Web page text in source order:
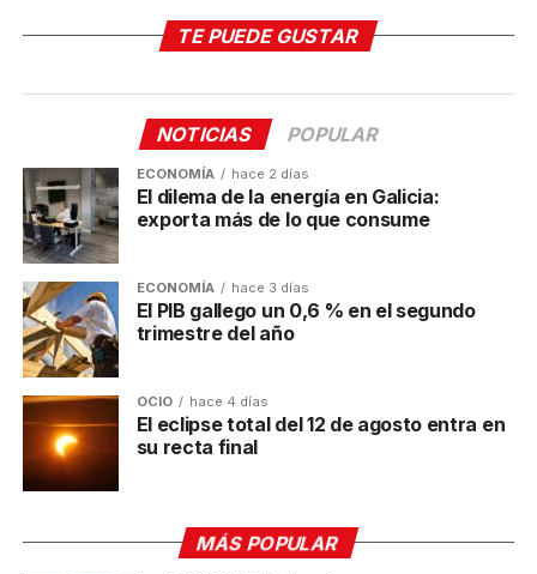
dificultades a las que se enfrentan a la hora de
solicitar estas subvenciones.
Desde la CEG,se destaca la importancia de
fomentar una mayor participación en los
programas de internacionalización
representantes han señalado la necesidad de contar
con un plan integrado que ayude tanto a grandes
como a pequeñas empresas a internacionalizarse.
También proponen impulsar la formación de
consorcios y redes de colaboración entre las
empresas locales y las internacionalizadas.
Según los últimos datos disponibles,
correspondientes al periodo de enero a noviembre de
2024,las exportaciones gallegas alcanzaron los
28.517 millones de euros
positiva, sobre todo comparada con la tendencia
nacional, que registró una disminución del 6,4%. Por
provincias, las exportaciones crecieron en A Coruña
TE PUEDE GUSTAR
NOTICIAS POPULAR
ECONOMÍA hace 2 días
El dilema de la energía en Galicia:
exporta más de lo que consume
ECONOMÍA hace 3 días
El PIB gallego un 0,6 % en el segundo
trimestre del año
OCIO hace 4 días
El eclipse total del 12 de agosto entra en
su recta final
MÁS POPULAR